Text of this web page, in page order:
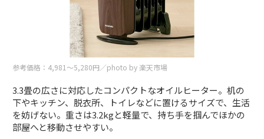
参考価格：4,981〜5,280円／photo by 楽天市場
3.3畳の広さに対応したコンパクトなオイルヒーター。机の
下やキッチン、脱衣所、トイレなどに置けるサイズで、生活
を妨げない。重さは3.2kgと軽量で、持ち手を掴んでほかの
部屋へと移動させやすい。